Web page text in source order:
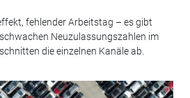
fehlender Arbeitstag – es gibt
Neuzulassungszahlen im
die einzelnen Kanäle ab.